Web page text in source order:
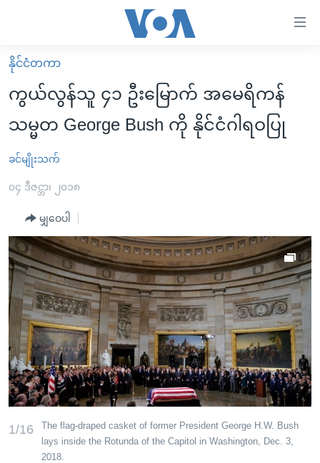
လွယ်ကူ
စေ
များ
ပင်မ
ကျော်
ကြည့်
ရန်
ပင်မ
အ
ညွန်း
စာမျက်နှာ
သို့
ကျော်
မူလစာမျက်နှာ
မြန်မာ
ကမ္ဘာ့သတင်းများ
နိုင်ငံတကာ
အစ္စရေး-ပါလက်စတိုင်း
ဗွီဒီယို
အင်္ဂလိပ်စာလေ့လာမယ်
အမေရိကန်သုံးအီဒီယံ
မကြေးမုံရဲ့ အင်္ဂလိပ်စာ
ရုပ်ရှင်ထဲက အင်္ဂလိပ်စာ
သုတပဒေသာ အင်္ဂလိပ်စာ
အပတ်စဉ်ကဏ္ဍများ
ရေဒီယို
တီဗွီ
ရေဒီယိုနှင့်ရုပ်သံ အချက်အလက်များ
ရေဒီယို/တီဗွီအစီအစဉ်
Learning English
ဗွီအိုအေ လူမှုကွန်ယက်များ
ဘာသာစကားများ
နိုင်ငံတကာ
ကွယ်လွန်သူ ၄၁ ဦးမြောက် အမေရိကန်
သမ္မတ George Bush ကို နိုင်ငံဂါရဝပြု
ခင်မျိုးသက်
၀၄ ဒီဇင္ဘာ၊ ၂၀၁၈
မျှဝေပါ
1/16
The flag-draped casket of former President George H.W. Bush
lays inside the Rotunda of the Capitol in Washington, Dec. 3,
2018.